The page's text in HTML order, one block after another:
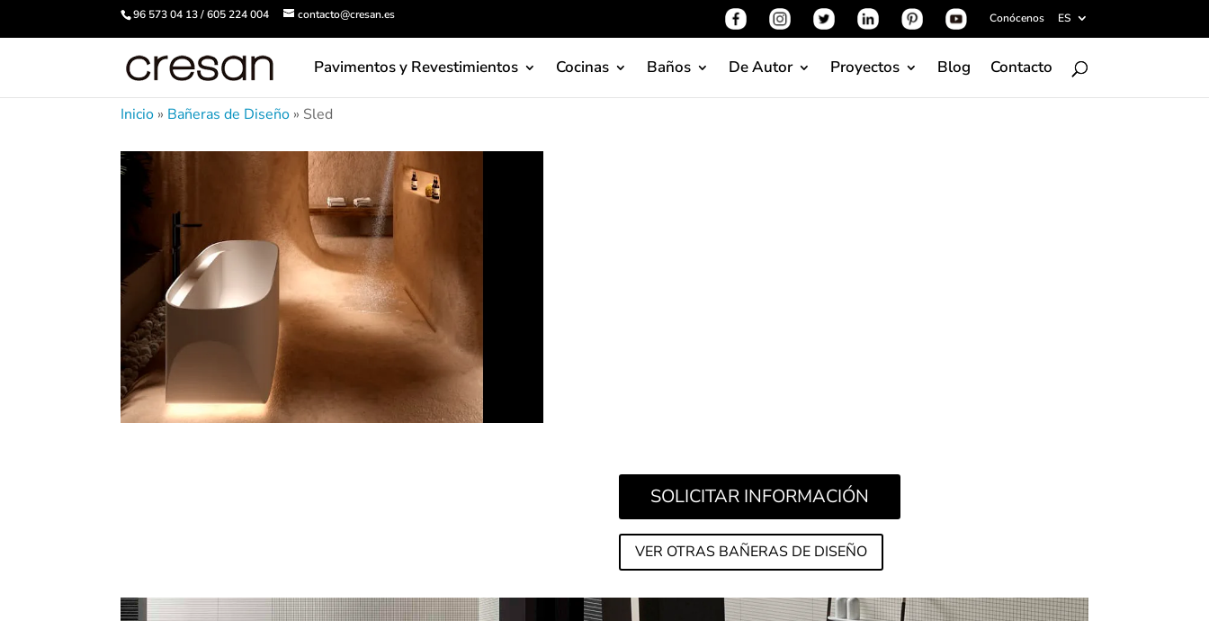
96 573 04 13 / 605 224 004 contacto@cresan.es Conócenos ES
Pavimentos y Revestimientos Cocinas Baños De Autor Proyectos Blog Contacto
Inicio » Bañeras de Diseño » Sled
SOLICITAR INFORMACIÓN
VER OTRAS BAÑERAS DE DISEÑO